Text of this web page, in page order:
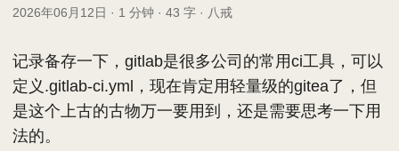
2026年06月12日 · 1 分钟 · 43 字 · 八戒
记录备存一下，gitlab是很多公司的常用ci工具，可以
定义.gitlab-ci.yml，现在肯定用轻量级的gitea了，但
是这个上古的古物万一要用到，还是需要思考一下用
法的。